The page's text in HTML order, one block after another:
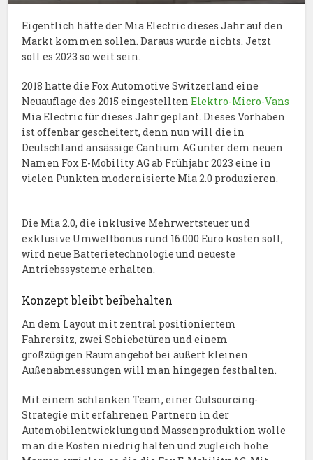
Eigentlich hätte der Mia Electric dieses Jahr auf den
Markt kommen sollen. Daraus wurde nichts. Jetzt
soll es 2023 so weit sein.
2018 hatte die Fox Automotive Switzerland eine
Neuauflage des 2015 eingestelltenElektro-Micro-Vans
Mia Electric für dieses Jahr geplant. Dieses Vorhaben
ist offenbar gescheitert, denn nun will die in
Deutschland ansässige Cantium AG unter dem neuen
Namen Fox E-Mobility AG ab Frühjahr 2023 eine in
vielen Punkten modernisierte Mia 2.0 produzieren.
Die Mia 2.0, die inklusive Mehrwertsteuer und
exklusive Umweltbonus rund 16.000 Euro kosten soll,
wird neue Batterietechnologie und neueste
Antriebssysteme erhalten.
Konzept bleibt beibehalten
An dem Layout mit zentral positioniertem
Fahrersitz, zwei Schiebetüren und einem
großzügigen Raumangebot bei äußert kleinen
Außenabmessungen will man hingegen festhalten.
Mit einem schlanken Team, einer Outsourcing-
Strategie mit erfahrenen Partnern in der
Automobilentwicklung und Massenproduktion wolle
man die Kosten niedrig halten und zugleich hohe